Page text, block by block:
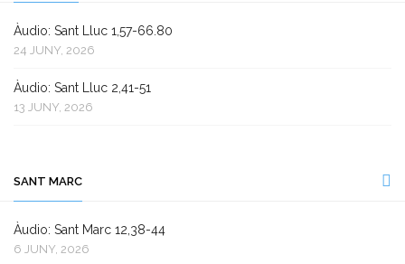
Àudio: Sant Lluc 1,57-66.80
24 JUNY, 2026
Àudio: Sant Lluc 2,41-51
13 JUNY, 2026
SANT MARC
Àudio: Sant Marc 12,38-44
6 JUNY, 2026